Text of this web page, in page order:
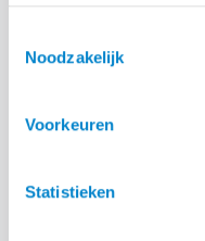
Noodzakelijk
Voorkeuren
Statistieken